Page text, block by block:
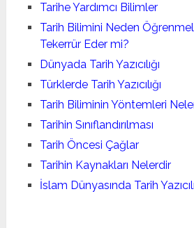
Tarihe Yardımcı Bilimler
Tarih Bilimini Neden
Tekerrür Eder mi?
Dünyada Tarih Yazıcılığı
Türklerde Tarih Yazıcılığı
Tarih Biliminin Yöntemleri
Tarihin Sınıflandırılması
Tarih Öncesi Çağlar
Tarihin Kaynakları Nelerdir
İslam Dünyasında Tarih